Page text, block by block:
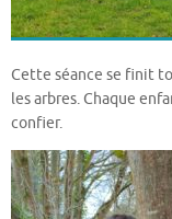
Cette séance se finit
les arbres. Chaque
confier.